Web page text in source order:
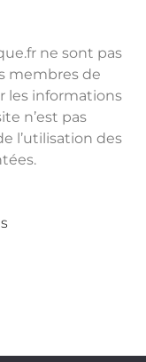
ne sont pas
membres de
les informations
n’est pas
l’utilisation des